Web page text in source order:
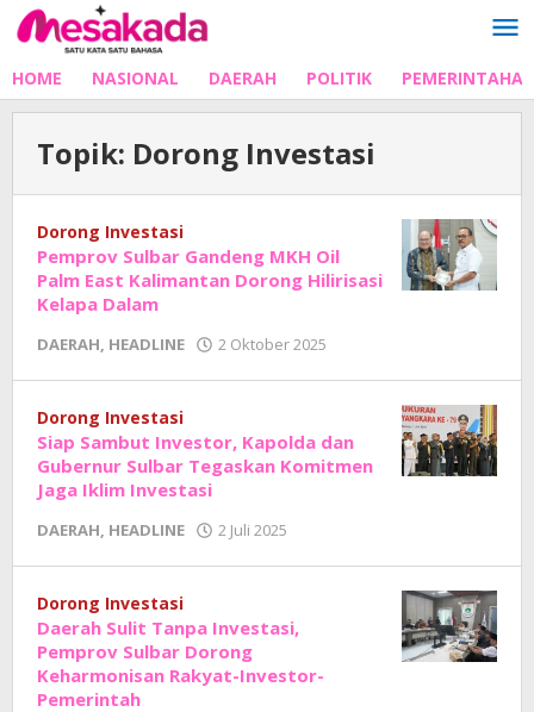
Lewati
ke
HOME NASIONAL DAERAH POLITIK
Topik: Dorong Investasi
Dorong Investasi
Pemprov Sulbar Gandeng MKH Oil
Palm East Kalimantan Dorong Hilirisasi
Kelapa Dalam
DAERAH, HEADLINE 2 Oktober 2025
Junaedi
Dorong Investasi
Siap Sambut Investor, Kapolda dan
Gubernur Sulbar Tegaskan Komitmen
Jaga Iklim Investasi
DAERAH, HEADLINE 2 Juli 2025
Junaedi
Dorong Investasi
Daerah Sulit Tanpa Investasi,
Pemprov Sulbar Dorong
Keharmonisan Rakyat-Investor-
Pemerintah